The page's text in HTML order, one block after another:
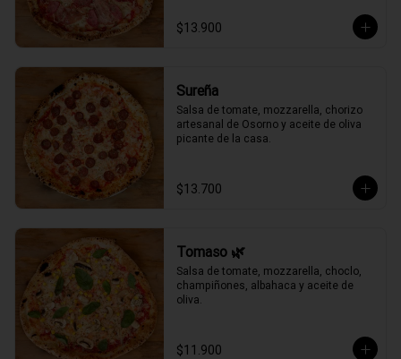
$13.900
Sureña
Salsa de tomate, mozzarella, chorizo
artesanal de Osorno y aceite de oliva
picante de la casa.
$13.700
Tomaso 🌿
Salsa de tomate, mozzarella, choclo,
champiñones, albahaca y aceite de
oliva.
$11.900